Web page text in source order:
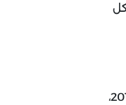
الإيطالية اللتين حصلتا في عام 2018،